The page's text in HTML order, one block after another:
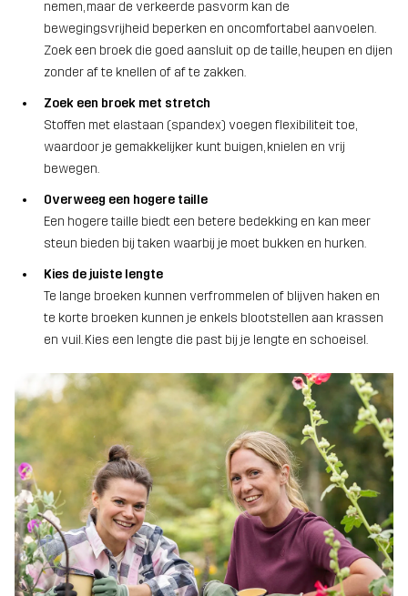
nemen, maar de verkeerde pasvorm kan de
bewegingsvrijheid beperken en oncomfortabel aanvoelen.
Zoek een broek die goed aansluit op de taille, heupen en dijen
zonder af te knellen of af te zakken.
Zoek een broek met stretch
Stoffen met elastaan (spandex) voegen flexibiliteit toe,
waardoor je gemakkelijker kunt buigen, knielen en vrij
bewegen.
Overweeg een hogere taille
Een hogere taille biedt een betere bedekking en kan meer
steun bieden bij taken waarbij je moet bukken en hurken.
Kies de juiste lengte
Te lange broeken kunnen verfrommelen of blijven haken en
te korte broeken kunnen je enkels blootstellen aan krassen
en vuil. Kies een lengte die past bij je lengte en schoeisel.